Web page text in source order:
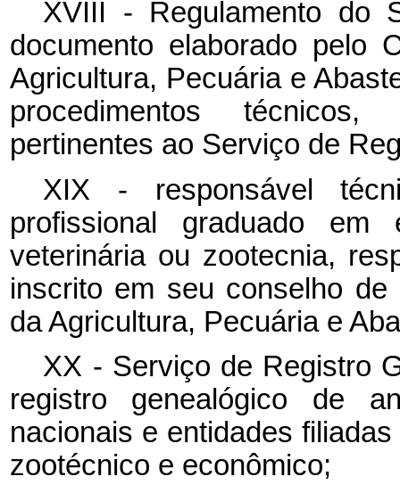
XVIII - Regulamento do
documento elaborado pelo
Agricultura, Pecuária e
procedimentos
pertinentes ao Serviço de
XIX - responsável
profissional graduado em
veterinária ou zootecnia,
inscrito em seu conselho
da Agricultura, Pecuária e
XX - Serviço de Registro
registro genealógico de
nacionais e entidades
zootécnico e econômico;